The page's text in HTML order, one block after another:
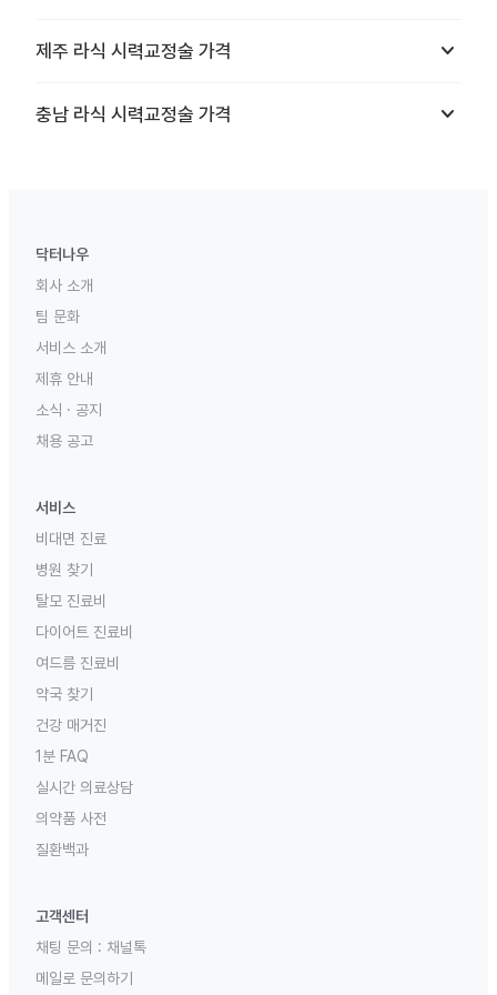
제주 라식 시력교정술 가격 keyboard_arrow_down
충남 라식 시력교정술 가격 keyboard_arrow_down
닥터나우
회사 소개
팀 문화
서비스 소개
제휴 안내
소식 · 공지
채용 공고
서비스
비대면 진료
병원 찾기
탈모 진료비
다이어트 진료비
여드름 진료비
약국 찾기
건강 매거진
1분 FAQ
실시간 의료상담
의약품 사전
질환백과
고객센터
채팅 문의 : 채널톡
메일로 문의하기